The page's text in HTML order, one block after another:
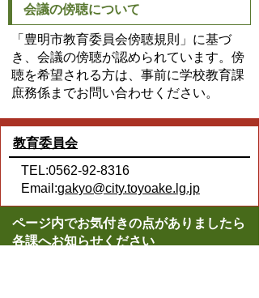
会議の傍聴について
「豊明市教育委員会傍聴規則」に基づ
き、会議の傍聴が認められています。傍
聴を希望される方は、事前に学校教育課
庶務係までお問い合わせください。
教育委員会
TEL:0562-92-8316
Email:gakyo@city.toyoake.lg.jp
ページ内でお気付きの点がありましたら
各課へお知らせください